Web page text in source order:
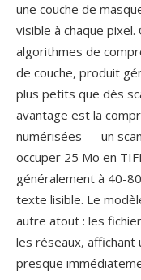
une couche de
visible à chaque
algorithmes de
de couche, produit
plus petits que dès
avantage est la
numérisées — un
occuper 25 Mo en
généralement à 40-
texte lisible. Le
autre atout : les
les réseaux, affichant
presque